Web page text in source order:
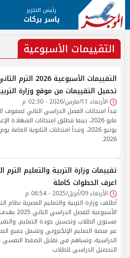
رئيس التحرير
ياسر بركات
التقييمات الأسبوعية
التقييمات الأسبوعية 2026
تحميل التقييمات من موقع وزارة
الأربعاء 11/مارس/2026 - 02:30 م
2026.
تقييمات وزارة التربية والتعليم الترم
اعرف الخطوات كاملة
الأربعاء 09/أبريل/2025 - 06:54 م
أطلقت وزارة التربية والتعليم المصرية نظام
الأسبوعية للفصل
مستوى الطلاب وتحسين جودة التعليم،
عبر منصة التعليم الإلكتروني وتشمل جميع
الدراسية، وتساهم في تقليل الضغط
التحصيل الدراسي للطلاب.